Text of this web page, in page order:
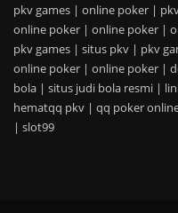
pkv games | online poker |
online poker | online poker |
pkv games | situs pkv | pkv
online poker | online poker |
bola | situs judi bola resmi |
hematqq pkv | qq poker
| slot99